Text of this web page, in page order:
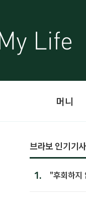
머니
브라보 인기기사
1.
"후회하지